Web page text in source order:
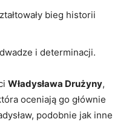
bieg historii
i determinacji.
Władysława Drużyny,
oceniają go głównie
podobnie jak inne